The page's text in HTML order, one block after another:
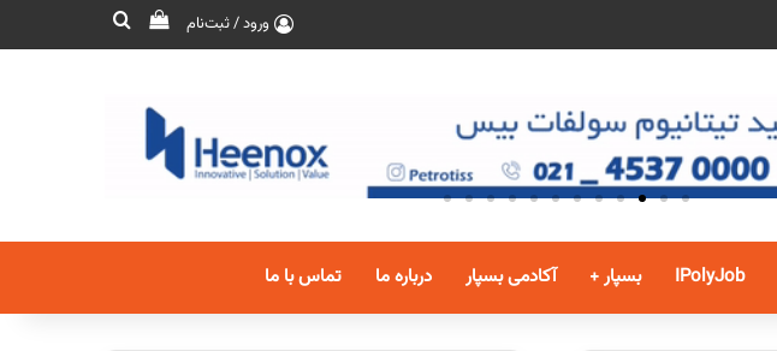
ورود / ثبت‌نام
IPolyJob بسپار + آکادمی بسپار درباره ما تماس با ما